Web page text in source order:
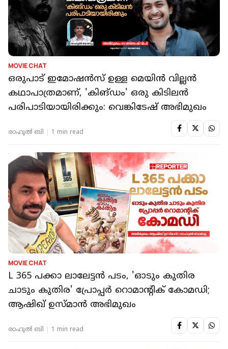
MOVIE CHAT
ഒരുപാട് ഇമോഷൻസ് ഉള്ള മെയിൻ വില്ലൻ
കഥാപാത്രമാണ്, 'കിങ്ഡം' ഒരു കിടിലൻ
പരിപാടിയായിരിക്കും: വെങ്കിടേഷ് അഭിമുഖം
രാഹുൽ ബി 1 min read
MOVIE CHAT
L 365 പക്കാ ലാലേട്ടന്‍ പടം, 'ഓടും കുതിര
ചാടും കുതിര' പ്രോപ്പര്‍ റൊമാന്റിക് കോമഡി;
ആഷിഖ് ഉസ്മാന്‍ അഭിമുഖം
രാഹുൽ ബി 1 min read